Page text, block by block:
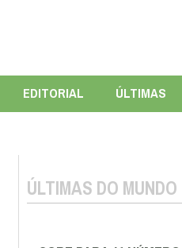
EDITORIAL ÚLTIMAS
ÚLTIMAS DO MUNDO